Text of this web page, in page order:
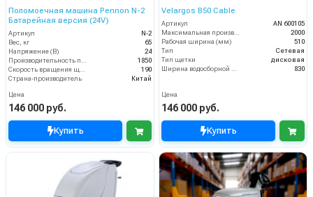
Поломоечная машина Pennon N-2
Батарейная версия (24V)
Артикул
N-2
Вес, кг
65
Напряжение (В)
24
Производительность по площади (м2/ч)
1850
Скорость вращения щётки (об/мин)
190
Страна-производитель
Китай
Цена
146 000 руб.
Купить
Velargos B50 Cable
Артикул
AN 600105
Максимальная производительность (кв.м/час)
2000
Рабочая ширина (мм)
510
Тип
Сетевая
Тип щетки
дисковая
Ширина водосборной рейки
830
Цена
146 000 руб.
Купить